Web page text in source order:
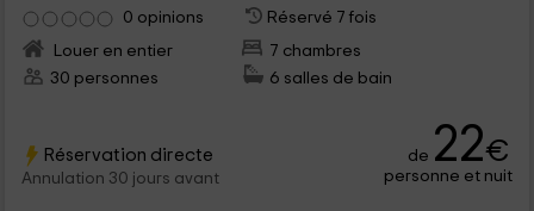
0 opinions
Réservé 7 fois
Louer en entier
7 chambres
30 personnes
6 salles de bain
Réservation directe
Annulation 30 jours avant
de 22€
personne et nuit